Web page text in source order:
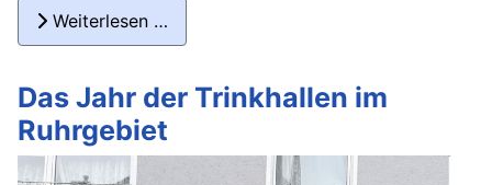
Weiterlesen …
Das Jahr der Trinkhallen im
Ruhrgebiet